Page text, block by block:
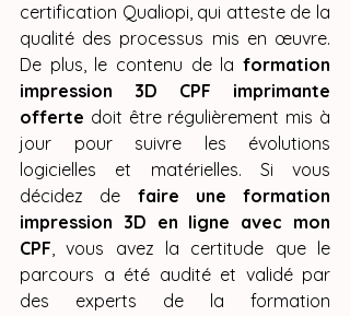
certification Qualiopi, qui atteste de la
qualité des processus mis en œuvre.
De plus, le contenu de la formation
impression 3D CPF imprimante
offerte doit être régulièrement mis à
jour pour suivre les évolutions
logicielles et matérielles. Si vous
décidez de faire une formation
impression 3D en ligne avec mon
CPF, vous avez la certitude que le
parcours a été audité et validé par
des experts de la formation